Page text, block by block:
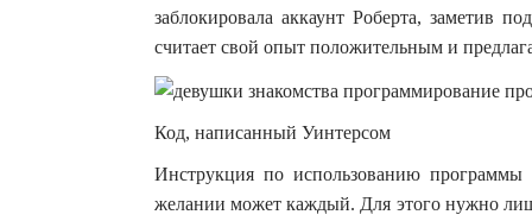
заблокировала аккаунт Роберта, заметив
считает свой опыт положительным и
Код, написанный Уинтерсом
Инструкция по использованию
желании может каждый. Для этого нужно